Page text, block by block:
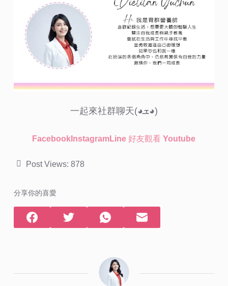
一起來社群聊天(◕ܫ◕)
Facebook InstagramLine 好友觀看 Youtube
Post Views: 878
分享你的喜愛